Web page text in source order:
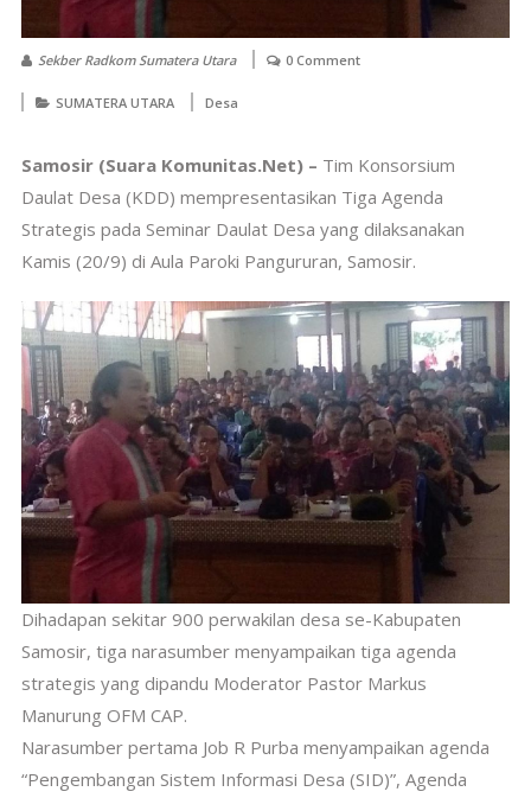
Sekber Radkom Sumatera Utara 0 Comment
SUMATERA UTARA Desa
Samosir (Suara Komunitas.Net) – Tim Konsorsium
Daulat Desa (KDD) mempresentasikan Tiga Agenda
Strategis pada Seminar Daulat Desa yang dilaksanakan
Kamis (20/9) di Aula Paroki Pangururan, Samosir.
Dihadapan sekitar 900 perwakilan desa se-Kabupaten
Samosir, tiga narasumber menyampaikan tiga agenda
strategis yang dipandu Moderator Pastor Markus
Manurung OFM CAP.
Narasumber pertama Job R Purba menyampaikan agenda
“Pengembangan Sistem Informasi Desa (SID)”, Agenda